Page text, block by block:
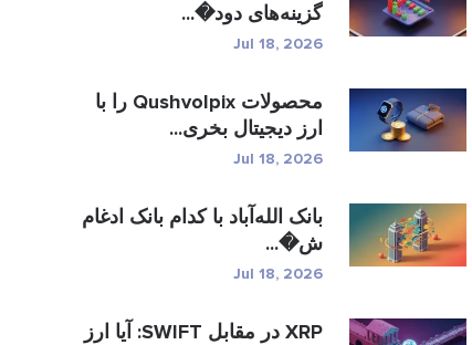
گزینه‌های دود�...
Jul 18, 2026
محصولات Qushvolpix را با
ارز دیجیتال بخری...
Jul 18, 2026
بانک الله‌آباد با کدام بانک ادغام
ش�...
Jul 18, 2026
XRP در مقابل SWIFT: آیا ارز